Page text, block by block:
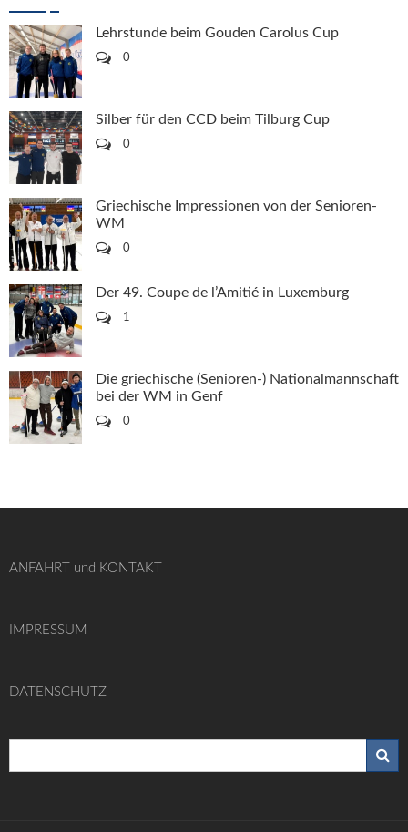
Lehrstunde beim Gouden Carolus Cup
0
Silber für den CCD beim Tilburg Cup
0
Griechische Impressionen von der Senioren-
WM
0
Der 49. Coupe de l’Amitié in Luxemburg
1
Die griechische (Senioren-) Nationalmannschaft
bei der WM in Genf
0
ANFAHRT und KONTAKT
IMPRESSUM
DATENSCHUTZ